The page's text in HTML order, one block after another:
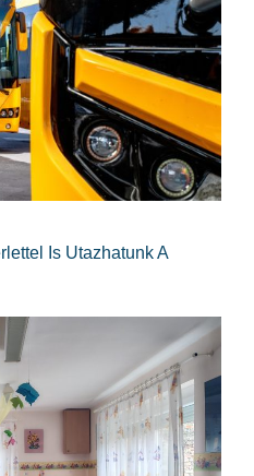
Is Utazhatunk A